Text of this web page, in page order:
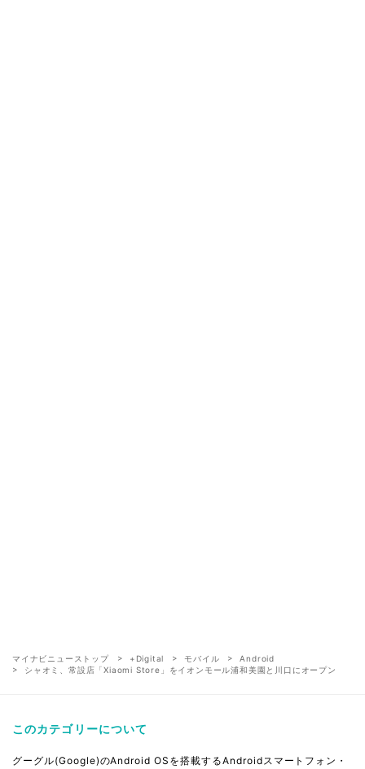
マイナビニューストップ +Digital モバイル
Android
シャオミ、常設店「Xiaomi Store」をイオンモール浦和美園と川口にオープン
このカテゴリーについて
グーグル(Google)のAndroid OSを搭載するAndroidスマートフォン・